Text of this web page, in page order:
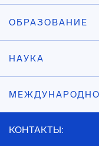
ОБРАЗОВАНИЕ
НАУКА
КОНТАКТЫ: